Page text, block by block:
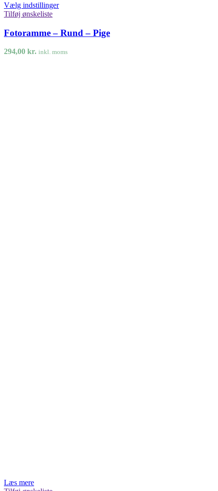
Vælg indstillinger
Tilføj ønskeliste
Fotoramme – Rund – Pige
294,00 kr. inkl. moms
Læs mere